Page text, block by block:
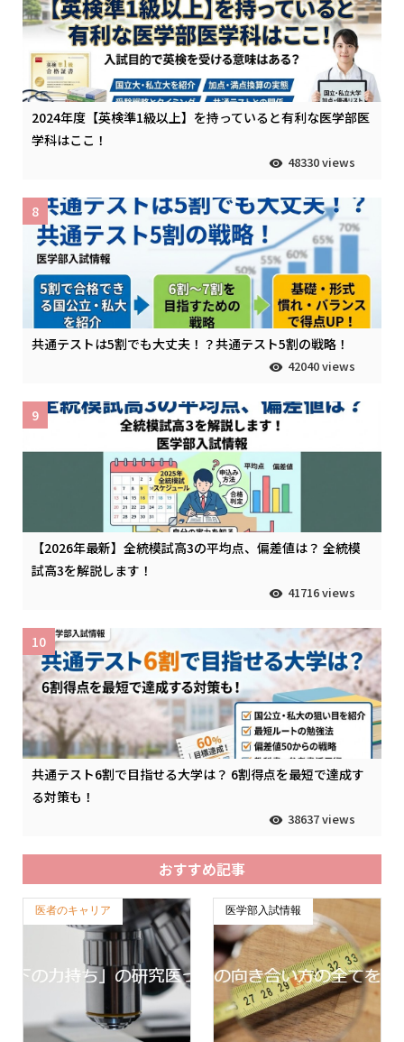
2024年度【英検準1級以上】を持っていると有利な医学部医
学科はここ！
48330 views
共通テストは5割でも大丈夫！？共通テスト5割の戦略！
42040 views
8
【2026年最新】全統模試高3の平均点、偏差値は？ 全統模
試高3を解説します！
41716 views
9
共通テスト6割で目指せる大学は？ 6割得点を最短で達成す
る対策も！
38637 views
10
おすすめ記事
医者のキャリア 医学部入試情報